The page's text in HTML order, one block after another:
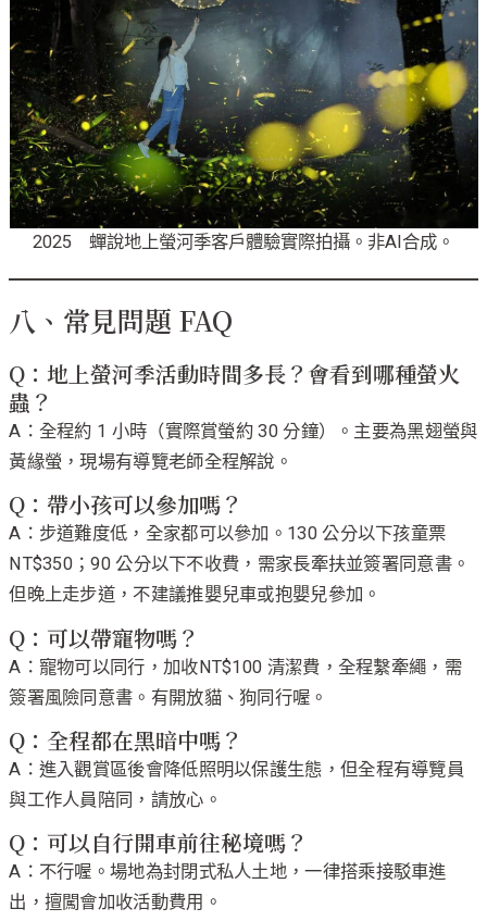
2025 蟬說地上螢河季客戶體驗實際拍攝。非AI合成。
八、常見問題 FAQ
Q：地上螢河季活動時間多長？會看到哪種螢火
蟲？
A：全程約 1 小時（實際賞螢約 30 分鐘）。主要為黑翅螢與
黃緣螢，現場有導覽老師全程解說。
Q：帶小孩可以參加嗎？
A：步道難度低，全家都可以參加。130 公分以下孩童票
NT$350；90 公分以下不收費，需家長牽扶並簽署同意書。
但晚上走步道，不建議推嬰兒車或抱嬰兒參加。
Q：可以帶寵物嗎？
A：寵物可以同行，加收NT$100 清潔費，全程繫牽繩，需
簽署風險同意書。有開放貓、狗同行喔。
Q：全程都在黑暗中嗎？
A：進入觀賞區後會降低照明以保護生態，但全程有導覽員
與工作人員陪同，請放心。
Q：可以自行開車前往秘境嗎？
A：不行喔。場地為封閉式私人土地，一律搭乘接駁車進
出，擅闖會加收活動費用。